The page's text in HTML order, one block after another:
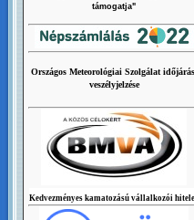
támogatja"
Országos Meteorológiai Szolgálat
veszélyjelzése
Kedvezményes kamatozású vállalkozói